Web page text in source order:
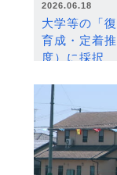
2026.06.18
大学等の「
育成・定着
度）に採択